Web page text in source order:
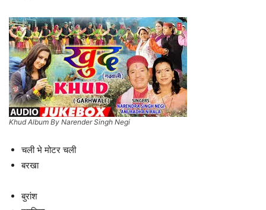
Khud Album By Narender Singh Negi
चली भे मोटर चली
बरखा
बुरांश